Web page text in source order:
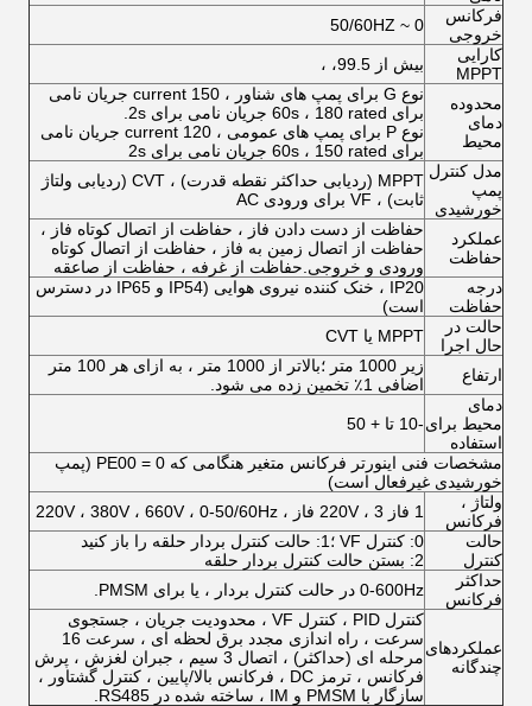
فرکانس
خروجی
0 ~ 50/60HZ
کارایی
MPPT
بیش از 99.5، ،
محدوده
دمای
محیط
نوع G برای پمپ های شناور ، 150 current جریان نامی
برای 60s ، 180 rated جریان نامی برای 2s.
نوع P برای پمپ های عمومی ، 120 current جریان نامی
برای 60s ، 150 rated جریان نامی برای 2s
مدل کنترل
پمپ
خورشیدی
MPPT (ردیابی حداکثر نقطه قدرت) ، CVT (ردیابی ولتاژ
ثابت) ، VF برای ورودی AC
عملکرد
حفاظت
حفاظت از دست دادن فاز ، حفاظت از اتصال کوتاه فاز ،
حفاظت از اتصال زمین به فاز ، حفاظت از اتصال کوتاه
ورودی و خروجی.حفاظت از غرفه ، حفاظت از صاعقه
درجه
حفاظت
IP20 ، خنک کننده نیروی هوایی (IP54 و IP65 در دسترس
است)
حالت در
حال اجرا
MPPT یا CVT
ارتفاع
زیر 1000 متر ؛بالاتر از 1000 متر ، به ازای هر 100 متر
اضافی 1٪ تخمین زده می شود.
دمای
محیط برای
استفاده
-10 تا + 50
مشخصات فنی اینورتر فرکانس متغیر هنگامی که PE00 = 0 (پمپ
خورشیدی غیرفعال است)
ولتاژ ،
فرکانس
1 فاز 220V ، 3 فاز ، 220V ، 380V ، 660V ، 0-50/60Hz
حالت
کنترل
0: کنترل VF ؛1: حالت کنترل بردار حلقه را باز کنید
2: بستن حالت کنترل بردار حلقه
حداکثر
فرکانس
0-600Hz در حالت کنترل بردار ، یا برای PMSM.
عملکردهای
چندگانه
کنترل PID ، کنترل VF ، محدودیت جریان ، جستجوی
سرعت ، راه اندازی مجدد برق لحظه ای ، سرعت 16
مرحله ای (حداکثر) ، اتصال 3 سیم ، جبران لغزش ، پرش
فرکانس ، ترمز DC ، فرکانس بالا/پایین ، کنترل گشتاور ،
سازگار با PMSM و IM ، ساخته شده در RS485.